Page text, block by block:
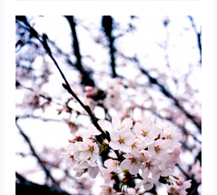
取消 搜索